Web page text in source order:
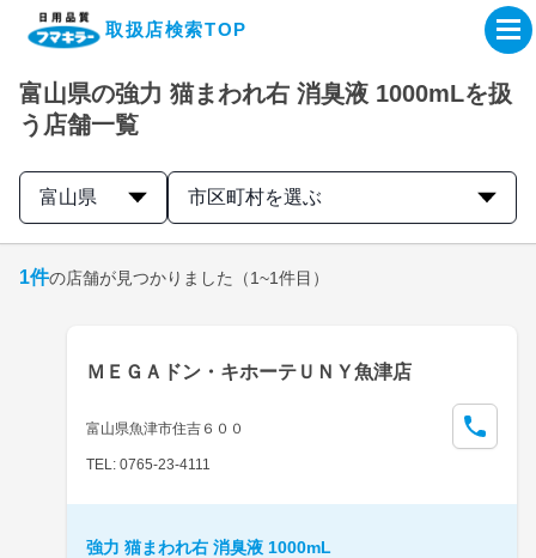
取扱店検索TOP
企業・IR情報サイト
製品情報サイト
取扱店検索はこちら
富山県の強力 猫まわれ右 消臭液 1000mLを扱
う店舗一覧
富山県 市区町村を選ぶ
1件の店舗が見つかりました （1~1件目）
ＭＥＧＡドン・キホーテＵＮＹ魚津店
富山県魚津市住吉６００
TEL: 0765-23-4111
強力 猫まわれ右 消臭液 1000mL